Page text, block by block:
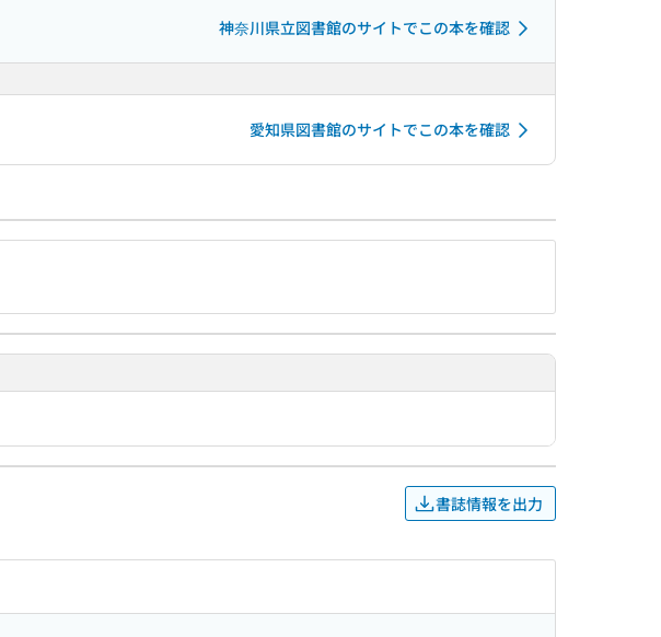
神奈川県立図書館のサイトでこの本を確認
愛知県図書館のサイトでこの本を確認
書誌情報を出力